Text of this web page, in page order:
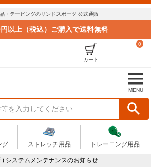
・テーピングのリンドスポーツ 公式通販
以上（税込）ご購入で送料無料
0
カート
MENU
グ ストレッチ用品 トレーニング用品
) システムメンテナンスのお知らせ